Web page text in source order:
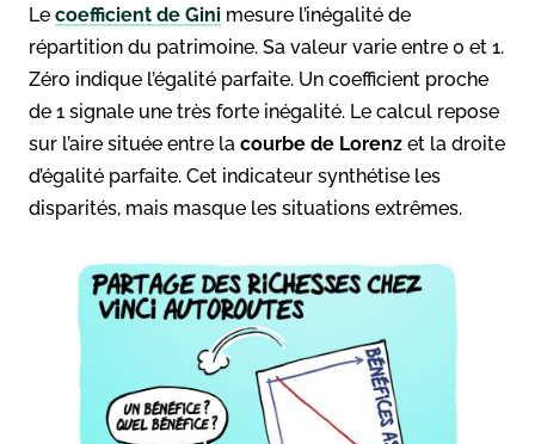
Le coefficient de Gini mesure l’inégalité de
répartition du patrimoine. Sa valeur varie entre 0 et 1.
Zéro indique l’égalité parfaite. Un coefficient proche
de 1 signale une très forte inégalité. Le calcul repose
sur l’aire située entre la courbe de Lorenz et la droite
d’égalité parfaite. Cet indicateur synthétise les
disparités, mais masque les situations extrêmes.